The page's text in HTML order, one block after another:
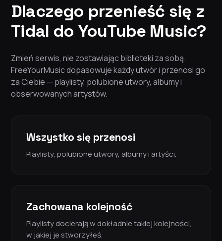
Dlaczego przenieść się z
Tidal do YouTube Music?
Zmień serwis, nie zostawiając biblioteki za sobą.
FreeYourMusic dopasowuje każdy utwór i przenosi go
za Ciebie — playlisty, polubione utwory, albumy i
obserwowanych artystów.
Wszystko się przenosi
Playlisty, polubione utwory, albumy i artyści.
Zachowana kolejność
Playlisty docierają w dokładnie takiej kolejności,
w jakiej je stworzyłeś.